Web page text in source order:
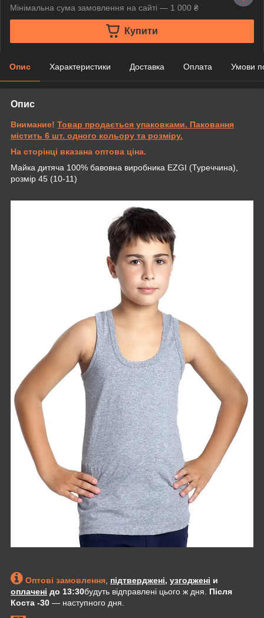
Мінімальна сума замовлення на сайті — 1 000 ₴
Купити
Опис Характеристики Доставка Оплата Умови
Опис
Внимание! Товар продається упаковками. Паковання
містить 6 шт. одного кольору та розміру.
На сторінці вказана оптова ціна.
Майка дитяча 100% бавовна виробника EZGI (Туреччина),
розмір 45 (10-11)
Оптові замовлення, підтверджені, узгоджені и
оплачені до 13:30будуть відправлені цього ж дня. Після
Коста -30 — наступного дня.